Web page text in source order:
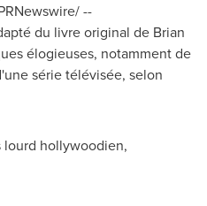
--
du livre original de Brian
élogieuses, notamment de
série télévisée, selon
lourd hollywoodien,